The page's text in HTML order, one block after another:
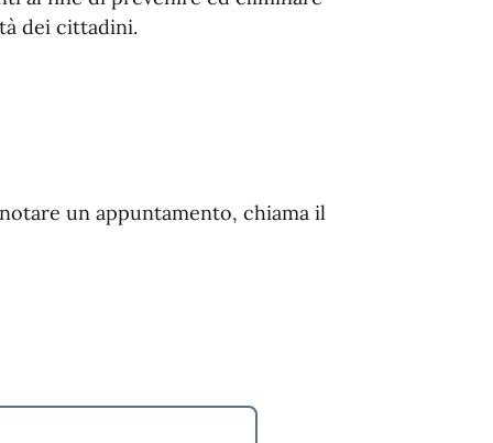
dei cittadini.
un appuntamento, chiama il